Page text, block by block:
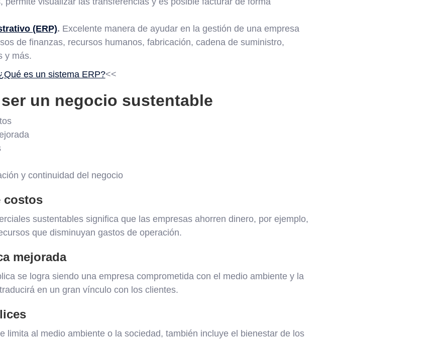
(ERP). Excelente manera de ayudar en la gestión de una empresa
de finanzas, recursos humanos, fabricación, cadena de suministro,
y más.
es un sistema ERP?<<
un negocio sustentable
y continuidad del negocio
costos
sustentables significa que las empresas ahorren dinero, por ejemplo,
que disminuyan gastos de operación.
mejorada
se logra siendo una empresa comprometida con el medio ambiente y la
en un gran vínculo con los clientes.
limita al medio ambiente o la sociedad, también incluye el bienestar de los